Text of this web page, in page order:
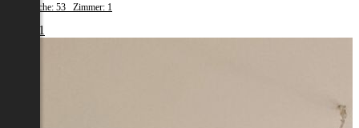
Wohnfläche: 53 Zimmer: 1
€ 1.461